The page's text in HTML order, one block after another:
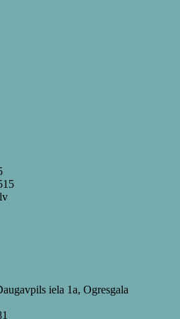
iela 1a, Ogresgala